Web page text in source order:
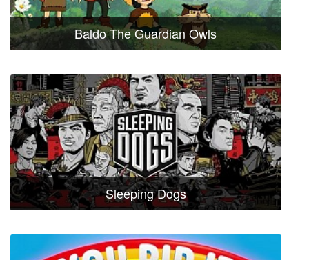
Baldo The Guardian Owls
Sleeping Dogs